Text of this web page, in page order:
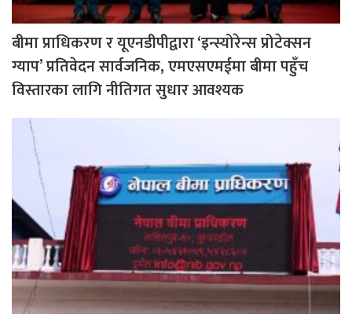
बीमा प्राधिकरण र यूएनडीपीद्वारा ‘इन्स्योरेन्स प्रोटेक्सन
ग्याप’ प्रतिवेदन सार्वजनिक, एमएसएमईमा बीमा पहुँच
विस्तारका लागि नीतिगत सुधार आवश्यक